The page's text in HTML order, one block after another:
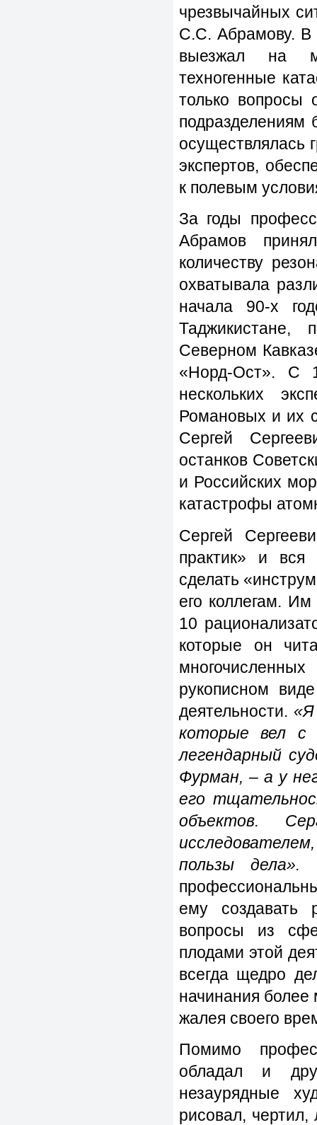
чрезвычайных
С.С. Абрамову. В
выезжал на
техногенные
только вопросы
подразделениям
осуществлялась
экспертов,
к полевым
За годы
Абрамов
количеству
охватывала
начала 90-х
Таджикистане,
Северном
«Норд-Ост». С
нескольких
Романовых и их
Сергей
останков
и Российских
катастрофы
Сергей
практик» и вся
сделать
его коллегам.
10
которые он
рукописном
деятельности. «Я
которые вел с
легендарный
Фурман, – а у
его
объектов.
пользы дела».
ему создавать
вопросы из
плодами этой
всегда щедро
начинания более
жалея своего
Помимо
обладал и
незаурядные
рисовал,